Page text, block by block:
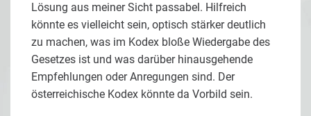
Lösung aus meiner Sicht passabel. Hilfreich
könnte es vielleicht sein, optisch stärker deutlich
zu machen, was im Kodex bloße Wiedergabe des
Gesetzes ist und was darüber hinausgehende
Empfehlungen oder Anregungen sind. Der
österreichische Kodex könnte da Vorbild sein.